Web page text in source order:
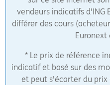
vendeurs indicatifs d'ING
différer des cours
Euronext
* Le prix de référence
indicatif et basé sur des
et peut s'écarter du